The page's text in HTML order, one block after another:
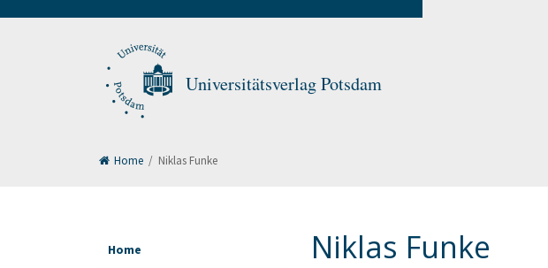
Universitätsverlag Potsdam
Home / Niklas Funke
Niklas Funke
Home